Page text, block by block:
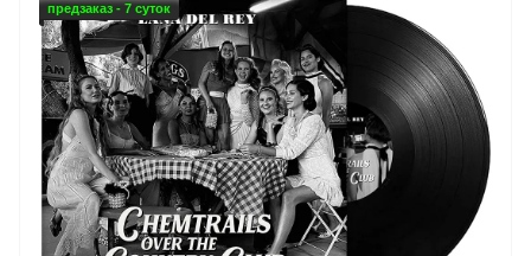
предзаказ - 7 суток